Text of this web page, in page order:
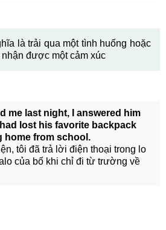
là trải qua một tình huống hoặc
được một cảm xúc
me last night, I answered him
lost his favorite backpack
home from school.
tôi đã trả lời điện thoại trong lo
của bố khi chỉ đi từ trường về